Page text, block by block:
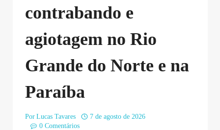
contrabando e
agiotagem no Rio
Grande do Norte e na
Paraíba
Por Lucas Tavares
7 de agosto de 2026
0 Comentários